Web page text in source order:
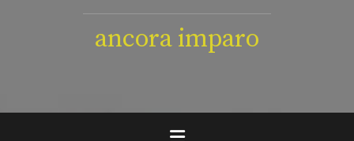
ancora imparo